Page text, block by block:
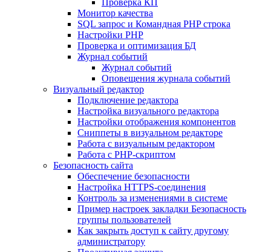
Проверка КП
Монитор качества
SQL запрос и Командная PHP строка
Настройки PHP
Проверка и оптимизация БД
Журнал событий
Журнал событий
Оповещения журнала событий
Визуальный редактор
Подключение редактора
Настройка визуального редактора
Настройки отображения компонентов
Сниппеты в визуальном редакторе
Работа с визуальным редактором
Работа с PHP-скриптом
Безопасность сайта
Обеспечение безопасности
Настройка HTTPS-соединения
Контроль за изменениями в системе
Пример настроек закладки Безопасность
группы пользователей
Как закрыть доступ к сайту другому
администратору